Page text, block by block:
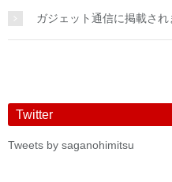
ガジェット通信に掲載さ
Twitter
Tweets by saganohimitsu